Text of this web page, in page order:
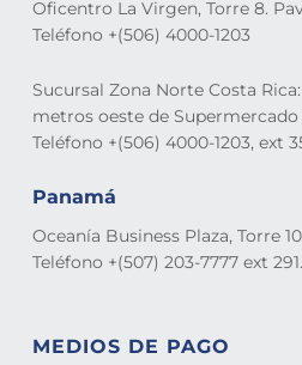
Oficentro La Virgen, Torre 8.
Teléfono +(506) 4000-1203
Sucursal Zona Norte Costa
metros oeste de Supermercado
Teléfono +(506) 4000-1203, ext
Panamá
Oceanía Business Plaza, Torre
Teléfono +(507) 203-7777 ext 291.
MEDIOS DE PAGO